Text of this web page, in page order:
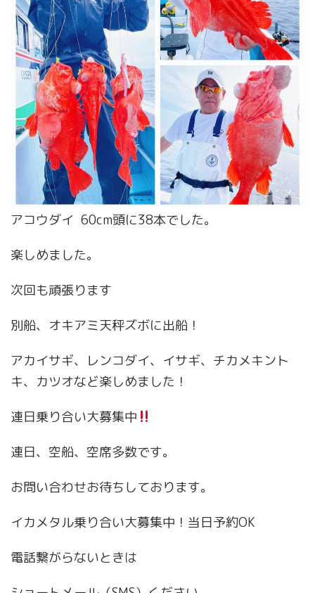
アコウダイ 60cm頭に38本でした。
楽しめました。
次回も頑張ります
別船、オキアミ天秤ズボに出船！
アカイサギ、レンコダイ、イサギ、チカメキント
キ、カツオなど楽しめました！
連日乗り合い大募集中
連日、空船、空席多数です。
お問い合わせお待ちしております。
イカメタル乗り合い大募集中！当日予約OK
電話繋がらないときは